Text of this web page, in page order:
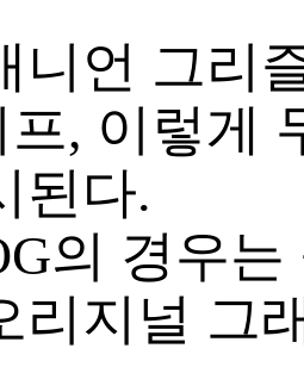
니언 그리
, 이렇게
된다.
의 경우
리지널 그